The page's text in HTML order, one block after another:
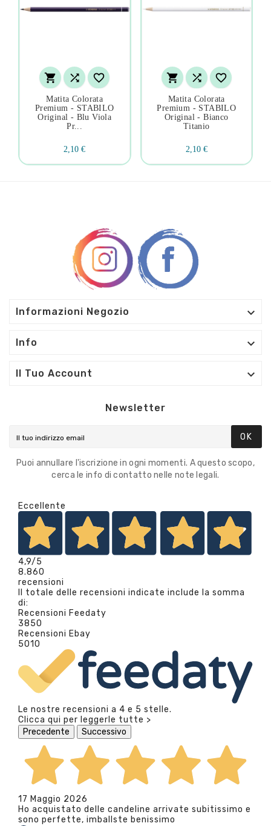
  
Matita Colorata
Premium - STABILO
Original - Blu Viola
Pr...
2,10 €
  
Matita Colorata
Premium - STABILO
Original - Bianco
Titanio
2,10 €
Informazioni Negozio 
Info 
Il Tuo Account 
Newsletter
OK
Puoi annullare l'iscrizione in ogni momenti. A questo scopo,
cerca le info di contatto nelle note legali.
Eccellente
4,9/5
8.860
recensioni
Il totale delle recensioni indicate include la somma
di:
Recensioni Feedaty
3850
Recensioni Ebay
5010
Le nostre recensioni a 4 e 5 stelle.
Clicca qui per leggerle tutte >
Precedente
Successivo
17 Maggio 2026
Ho acquistato delle candeline arrivate subitissimo e
sono perfette, imballste benissimo